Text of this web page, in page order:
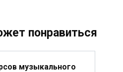
понравиться
музыкального